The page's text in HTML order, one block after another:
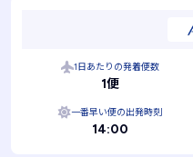
1日あたりの発着便数
1便
一番早い便の出発時刻
14:00